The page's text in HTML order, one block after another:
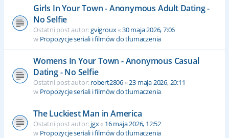
Girls In Your Town - Anonymous Adult Dating -
No Selfie
Ostatni post autor:gvigroux«30 maja 2026, 7:06
w Propozycje seriali i filmów do tłumaczenia
Womens In Your Town - Anonymous Casual
Dating - No Selfie
Ostatni post autor: robert2806«23 maja 2026, 20:11
w Propozycje seriali i filmów do tłumaczenia
The Luckiest Man in America
Ostatni post autor: jgx« 16 maja 2026, 12:52
w Propozycje seriali i filmów do tłumaczenia